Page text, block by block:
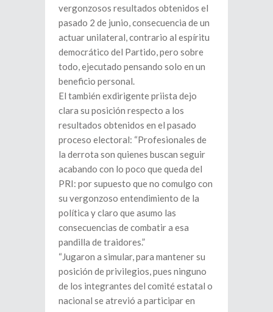
vergonzosos resultados obtenidos el
pasado 2 de junio, consecuencia de un
actuar unilateral, contrario al espíritu
democrático del Partido, pero sobre
todo, ejecutado pensando solo en un
beneficio personal.
El también exdirigente priista dejo
clara su posición respecto a los
resultados obtenidos en el pasado
proceso electoral: “Profesionales de
la derrota son quienes buscan seguir
acabando con lo poco que queda del
PRI: por supuesto que no comulgo con
su vergonzoso entendimiento de la
política y claro que asumo las
consecuencias de combatir a esa
pandilla de traidores.”
“Jugaron a simular, para mantener su
posición de privilegios, pues ninguno
de los integrantes del comité estatal o
nacional se atrevió a participar en